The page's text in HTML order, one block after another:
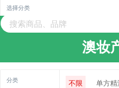
选择分类
澳妆
分类 不限 单方精